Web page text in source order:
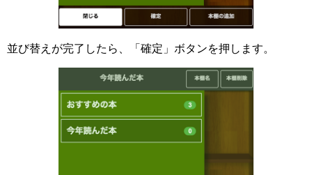
並び替えが完了したら、「確定」ボタンを押します。